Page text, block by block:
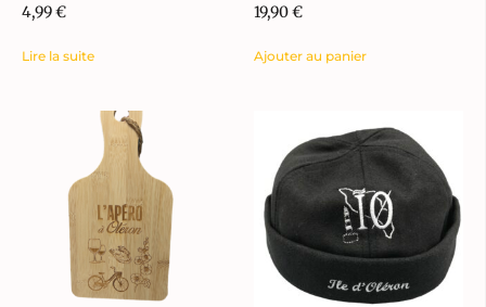
4,99€
Lire la suite
19,90€
Ajouter au panier